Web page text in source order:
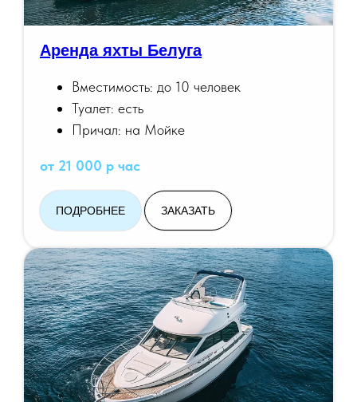
Аренда яхты Белуга
Вместимость: до 10 человек
Туалет: есть
Причал: на Мойке
от 21 000 р час
ПОДРОБНЕЕ ЗАКАЗАТЬ